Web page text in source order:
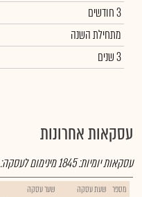
3 חודשים
מתחילת השנה
3 שנים
עסקאות אחרונות
עסקאות יומיות:1845מינימום לעסקה:
מספר שעת עסקה שער עסקה